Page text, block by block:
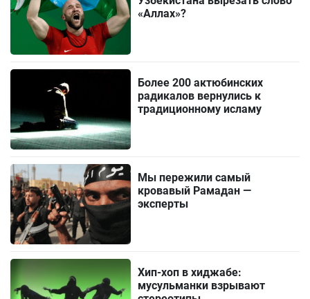
«Аллах»?
Более 200 актюбинских
радикалов вернулись к
традиционному исламу
Мы пережили самый
кровавый Рамадан —
эксперты
Хип-хоп в хиджабе:
мусульманки взрывают